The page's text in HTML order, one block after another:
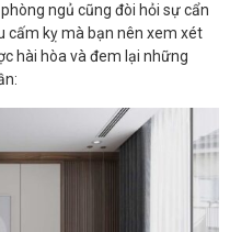
ngủ cũng đòi hỏi sự cẩn
cấm kỵ mà bạn nên xem xét
hài hòa và đem lại những